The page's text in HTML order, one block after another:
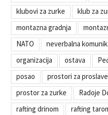
klubovi za zurke
klub za
montazna gradnja
NATO
neverbalna
organizacija
ostava
posao
prostori za proslave
prostor za zurke
Radoje
rafting drinom
rafting